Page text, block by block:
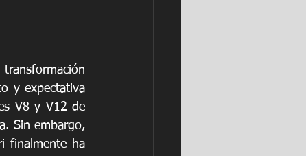
y expectativa
V8 y V12 de
Sin embargo,
finalmente ha